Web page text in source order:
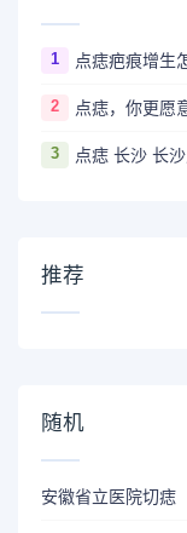
1 点痣疤痕增生
2 点痣，你更愿
3
推荐
随机
安徽省立医院切痣